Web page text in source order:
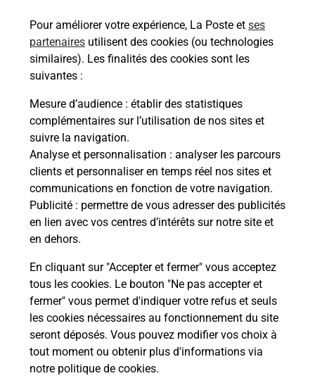
Pour améliorer votre expérience, La Poste et ses
partenaires utilisent des cookies (ou technologies
similaires). Les finalités des cookies sont les
suivantes :
Mesure d’audience : établir des statistiques
complémentaires sur l’utilisation de nos sites et
suivre la navigation.
Analyse et personnalisation : analyser les parcours
clients et personnaliser en temps réel nos sites et
communications en fonction de votre navigation.
Publicité : permettre de vous adresser des publicités
en lien avec vos centres d’intérêts sur notre site et
en dehors.
En cliquant sur "Accepter et fermer" vous acceptez
tous les cookies. Le bouton "Ne pas accepter et
fermer" vous permet d'indiquer votre refus et seuls
les cookies nécessaires au fonctionnement du site
seront déposés. Vous pouvez modifier vos choix à
tout moment ou obtenir plus d'informations via
notre politique de cookies.
Comment demander une
modification de livraison ?
Comment La Poste participe-t-elle
à votre sécurité au quotidien ?
Puis-je passer mon code de la route
avec La Poste et sous quelles
conditions ?
Localiser Liste Lot-et-Garonne GUERIN